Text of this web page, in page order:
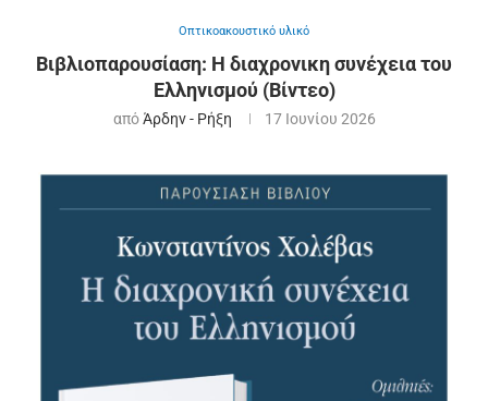
Οπτικοακουστικό υλικό
Βιβλιοπαρουσίαση: Η διαχρονικη συνέχεια του
Ελληνισμού (Βίντεο)
απόΆρδην - Ρήξη 17 Ιουνίου 2026